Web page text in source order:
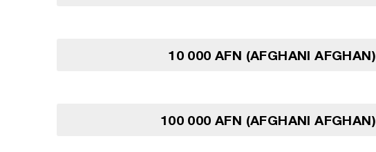
10 000 AFN (AFGHANI AFGHAN)
100 000 AFN (AFGHANI AFGHAN)